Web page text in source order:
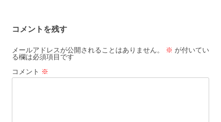
コメントを残す
メールアドレスが公開されることはありません。 ※ が付いてい
る欄は必須項目です
コメント ※